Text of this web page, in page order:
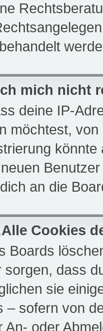
mich nicht
deine IP-
möchtest,
an die
Cookies
Boards
sorgen, dass
sie
– sofern von
An- oder